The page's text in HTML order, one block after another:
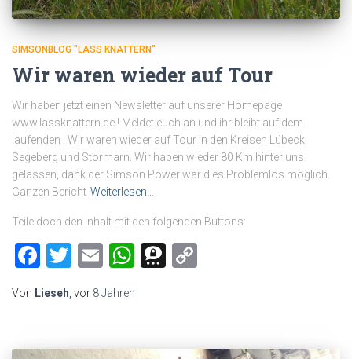
SIMSONBLOG "LASS KNATTERN"
Wir waren wieder auf Tour
Wir haben jetzt einen Newsletter auf unserer Homepage
www.lassknattern.de ! Meldet euch an und ihr bleibt auf dem
laufenden . Wir waren wieder auf Tour in den Kreisen Lübeck,
Segeberg und Stormarn. Wir haben wieder 80 Km hinter uns
gelassen, dank der Simson Power war dies Problemlos möglich.
Ganzen Bericht Weiterlesen…
Teile doch den Inhalt mit den folgenden Buttons:
Facebook
Twitter
EmailWhatsApp
Threema
Von Lieseh, vor 8 Jahren